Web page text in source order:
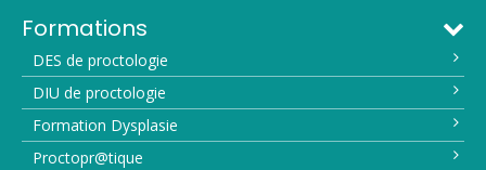
Formations
DES de proctologie
DIU de proctologie
Formation Dysplasie
Proctopr@tique